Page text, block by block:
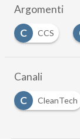
Argomenti
C
CCUS
Canali
C
CleanTech